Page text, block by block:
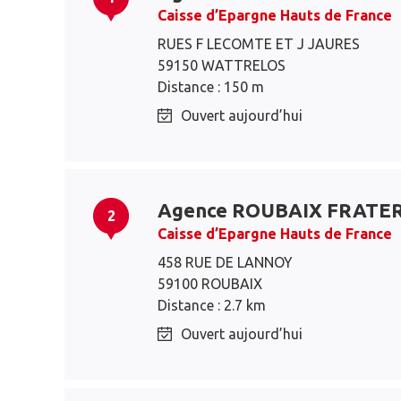
Caisse d’Epargne Hauts de France
RUES F LECOMTE ET J JAURES
59150 WATTRELOS
Distance : 150 m
Ouvert aujourd’hui
2 Agence ROUBAIX
Caisse d’Epargne Hauts de France
458 RUE DE LANNOY
59100 ROUBAIX
Distance : 2.7 km
Ouvert aujourd’hui